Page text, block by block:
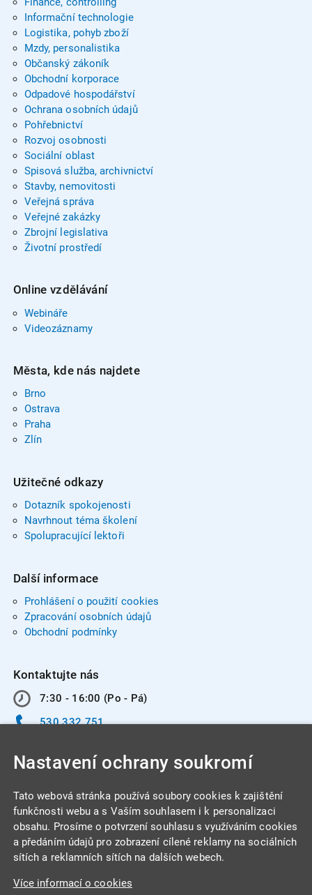
Informační technologie
Logistika, pohyb zboží
Mzdy, personalistika
Občanský zákoník
Obchodní korporace
Odpadové hospodářství
Ochrana osobních údajů
Pohřebnictví
Rozvoj osobnosti
Sociální oblast
Spisová služba, archivnictví
Stavby, nemovitosti
Veřejná správa
Veřejné zakázky
Zbrojní legislativa
Životní prostředí
Online vzdělávání
Webináře
Videozáznamy
Města, kde nás najdete
Brno
Ostrava
Praha
Zlín
Užitečné odkazy
Dotazník spokojenosti
Navrhnout téma školení
Spolupracující lektoři
Další informace
Prohlášení o použití cookies
Zpracování osobních údajů
Obchodní podmínky
Kontaktujte nás
7:30 - 16:00 (Po - Pá)
530 332 751
INTEGRA CENTRUM s.r.o.
Jabloňová 662/7
Nastavení ochrany soukromí
Tato webová stránka používá soubory cookies k zajištění
funkčnosti webu a s Vaším souhlasem i k personalizaci
obsahu. Prosíme o potvrzení souhlasu s využíváním cookies
a předáním údajů pro zobrazení cílené reklamy na sociálních
sítích a reklamních sítích na dalších webech.
Více informací o cookies